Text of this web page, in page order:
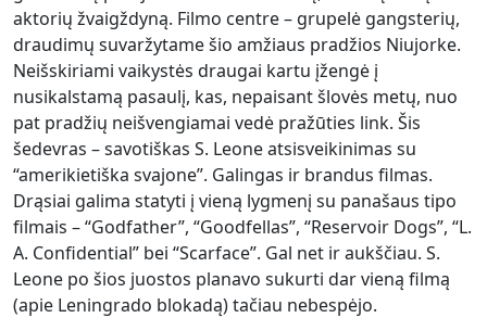
aktorių žvaigždyną. Filmo centre – grupelė gangsterių,
draudimų suvaržytame šio amžiaus pradžios Niujorke.
Neišskiriami vaikystės draugai kartu įžengė į
nusikalstamą pasaulį, kas, nepaisant šlovės metų, nuo
pat pradžių neišvengiamai vedė pražūties link. Šis
šedevras – savotiškas S. Leone atsisveikinimas su
“amerikietiška svajone”. Galingas ir brandus filmas.
Drąsiai galima statyti į vieną lygmenį su panašaus tipo
filmais – “Godfather”, “Goodfellas”, “Reservoir Dogs”, “L.
A. Confidential” bei “Scarface”. Gal net ir aukščiau. S.
Leone po šios juostos planavo sukurti dar vieną filmą
(apie Leningrado blokadą) tačiau nebespėjo.